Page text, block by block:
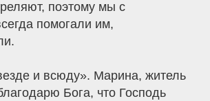
поэтому мы с
помогали им,
и всюду». Марина, житель
Бога, что Господь